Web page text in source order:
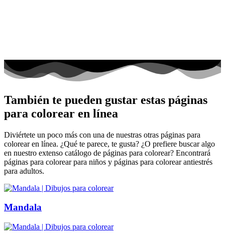
También te pueden gustar estas páginas
para colorear en línea
Diviértete un poco más con una de nuestras otras páginas para
colorear en línea. ¿Qué te parece, te gusta? ¿O prefiere buscar algo
en nuestro extenso catálogo de páginas para colorear? Encontrará
páginas para colorear para niños y páginas para colorear antiestrés
para adultos.
Mandala